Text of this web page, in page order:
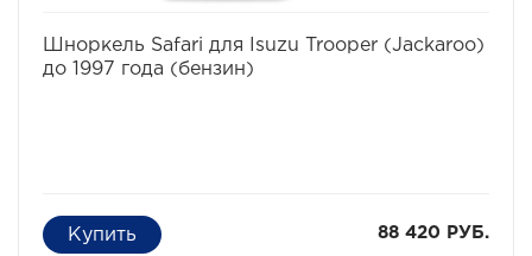
Шноркель Safari для Isuzu Trooper (Jackaroo)
до 1997 года (бензин)
88 420 РУБ.